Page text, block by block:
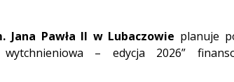
Jana Pawła II w Lubaczowie planuje
– edycja 2026”